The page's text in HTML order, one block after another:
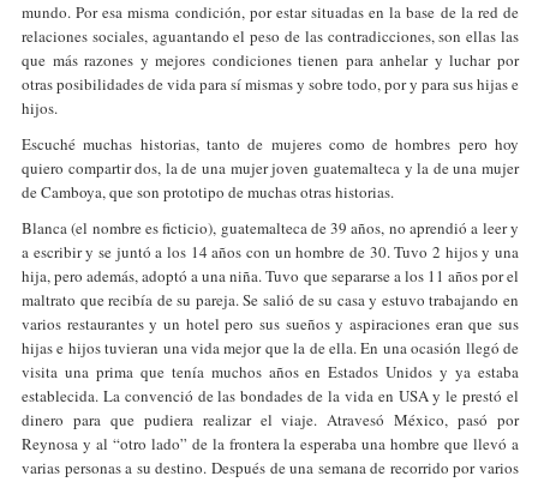
mundo. Por esa misma condición, por estar situadas en la base de la red de
relaciones sociales, aguantando el peso de las contradicciones, son ellas las
que más razones y mejores condiciones tienen para anhelar y luchar por
otras posibilidades de vida para sí mismas y sobre todo, por y para sus hijas e
hijos.
Escuché muchas historias, tanto de mujeres como de hombres pero hoy
quiero compartir dos, la de una mujer joven guatemalteca y la de una mujer
de Camboya, que son prototipo de muchas otras historias.
Blanca (el nombre es ficticio), guatemalteca de 39 años, no aprendió a leer y
a escribir y se juntó a los 14 años con un hombre de 30. Tuvo 2 hijos y una
hija, pero además, adoptó a una niña. Tuvo que separarse a los 11 años por el
maltrato que recibía de su pareja. Se salió de su casa y estuvo trabajando en
varios restaurantes y un hotel pero sus sueños y aspiraciones eran que sus
hijas e hijos tuvieran una vida mejor que la de ella. En una ocasión llegó de
visita una prima que tenía muchos años en Estados Unidos y ya estaba
establecida. La convenció de las bondades de la vida en USA y le prestó el
dinero para que pudiera realizar el viaje. Atravesó México, pasó por
Reynosa y al “otro lado” de la frontera la esperaba una hombre que llevó a
varias personas a su destino. Después de una semana de recorrido por varios